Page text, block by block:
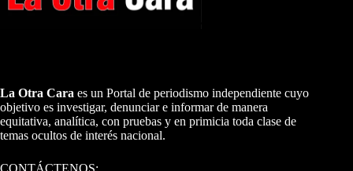
La Otra Cara es un Portal de periodismo independiente cuyo
objetivo es investigar, denunciar e informar de manera
equitativa, analítica, con pruebas y en primicia toda clase de
temas ocultos de interés nacional.
CONTÁCTENOS: